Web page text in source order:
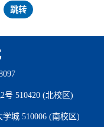
的顶尖学府，自2016年起
首。拥有包括83位皇家学
跳转
号 510420 (北校区)
510006 (南校区)